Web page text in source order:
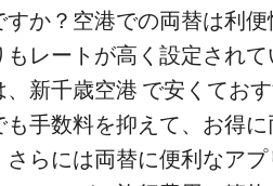
か？空港での両替は利便
レートが高く設定されて
、新千歳空港 で安くてお
手数料を抑えて、お得
さらには両替に便利なア